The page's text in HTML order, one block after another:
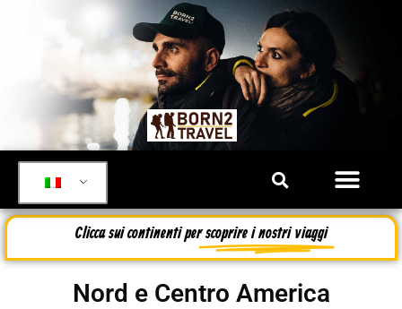
Clicca sui continenti perscoprire i nostri viaggi
Nord e Centro America